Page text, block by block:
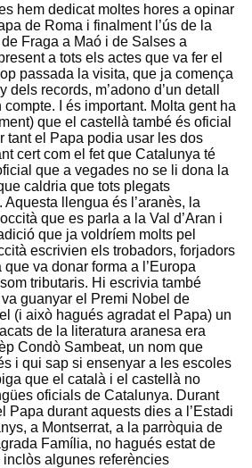
hem dedicat moltes hores a opinar
de Roma i finalment l’ús de la
Fraga a Maó i de Salses a
a tots els actes que va fer el
passada la visita, que ja comença
records, m’adono d’un detall
I és important. Molta gent ha
que el castellà també és oficial
tant el Papa podia usar les dos
cert com el fet que Catalunya té
que a vegades no se li dona la
caldria que tots plegats
llengua és l’aranès, la
que es parla a la Val d’Aran i
que ja voldríem molts pel
escrivien els trobadors, forjadors
va donar forma a l’Europa
tributaris. Hi escrivia també
guanyar el Premi Nobel de
(i això hagués agradat el Papa) un
de la literatura aranesa era
Condò Sambeat, un nom que
i qui sap si ensenyar a les escoles
que el català i el castellà no
oficials de Catalunya. Durant
Papa durant aquests dies a l’Estadi
a Montserrat, a la parròquia de
Família, no hagués estat de
inclòs algunes referències